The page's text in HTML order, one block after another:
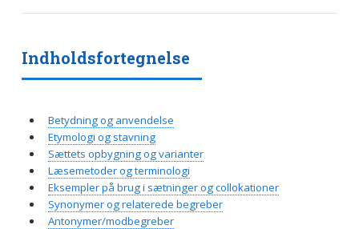
Indholdsfortegnelse
Betydning og anvendelse
Etymologi og stavning
Sættets opbygning og varianter
Læsemetoder og terminologi
Eksempler på brug i sætninger og collokationer
Synonymer og relaterede begreber
Antonymer/modbegreber